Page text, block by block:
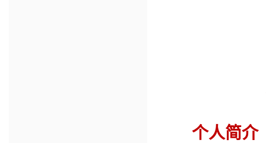
个人简介